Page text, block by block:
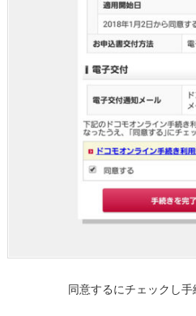
同意するにチェックし手